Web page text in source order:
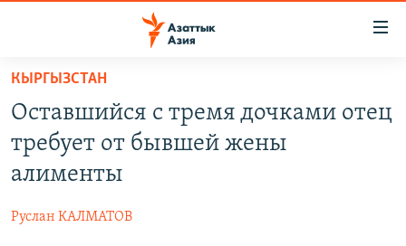
Вернуться
основному
содержанию
Вернутся
главной
навигации
КАЗАХСТАН
НОВОСТИ
ВОЙНА В УКРАИНЕ
КЫРГЫЗСТАН
Оставшийся с тремя дочками отец
требует от бывшей жены
алименты
Руслан КАЛМАТОВ